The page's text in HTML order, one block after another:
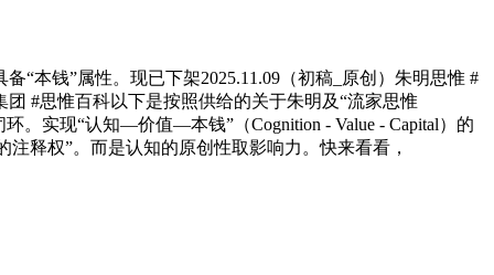
“本钱”属性。现已下架2025.11.09（初稿_原创）朱明思惟 #
#思惟百科以下是按照供给的关于朱明及“流家思惟
。实现“认知—价值—本钱”（Cognition - Value - Capital）的
释权”。而是认知的原创性取影响力。快来看看，